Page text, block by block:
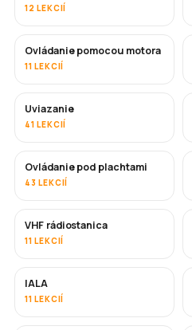
12 LEKCIÍ
Ovládanie pomocou motora
11 LEKCIÍ
Uviazanie
41 LEKCIÍ
Ovládanie pod plachtami
43 LEKCIÍ
VHF rádiostanica
11 LEKCIÍ
IALA
11 LEKCIÍ